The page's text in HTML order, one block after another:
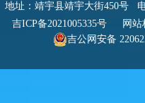
地址：靖宇县靖宇大街450号
吉ICP备2021005335号
网站
吉公网安备